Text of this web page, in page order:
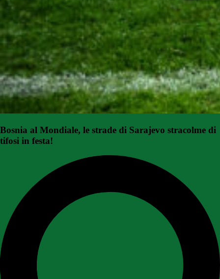
Bosnia al Mondiale, le strade di Sarajevo stracolme di
tifosi in festa!